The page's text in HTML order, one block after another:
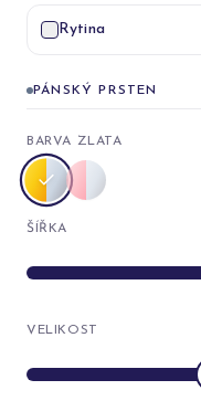
Rytina
PÁNSKÝ PRSTEN
BARVA ZLATA
ŠÍŘKA
VELIKOST